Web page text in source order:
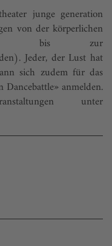
junge generation
von der körperlichen
bis zur
Jeder, der Lust hat
sich zudem für das
anmelden.
unter